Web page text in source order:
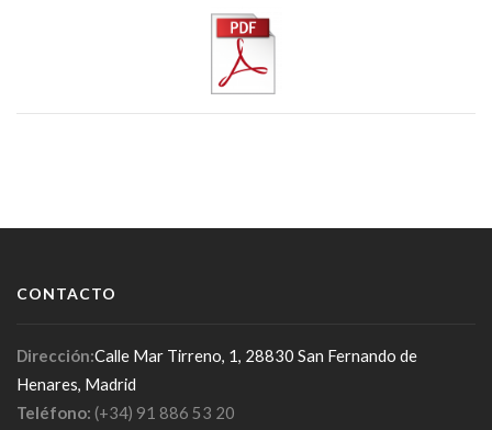
CONTACTO
Dirección:Calle Mar Tirreno, 1, 28830 San Fernando de
Henares, Madrid
Teléfono: (+34) 91 886 53 20